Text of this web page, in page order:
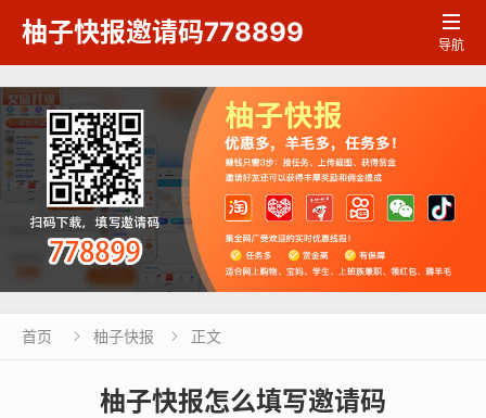
柚子快报邀请码778899 
导航
首页  柚子快报  正文
柚子快报怎么填写邀请码